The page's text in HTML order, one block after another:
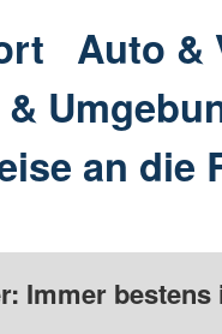
Auto &
an die
Immer